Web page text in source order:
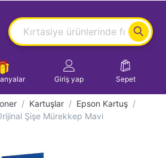
Giriş yap Sepet
Kartuşlar
Epson Kartuş
Şişe Mürekkep Mavi